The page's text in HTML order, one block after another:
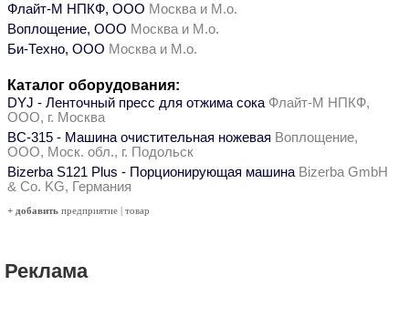
Флайт-М НПКФ, ООО Москва и М.о.
Воплощение, ООО Москва и М.о.
Би-Техно, ООО Москва и М.о.
Каталог оборудования:
DYJ - Ленточный пресс для отжима сока Флайт-М НПКФ,
ООО, г. Москва
ВС-315 - Машина очистительная ножевая Воплощение,
ООО, Моск. обл., г. Подольск
Bizerba S121 Plus - Порционирующая машина Bizerba GmbH
& Co. KG, Германия
+ добавить предприятие | товар
Реклама